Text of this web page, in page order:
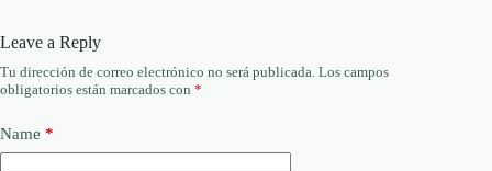
Leave a Reply
Tu dirección de correo electrónico no será publicada. Los campos
obligatorios están marcados con *
Name *